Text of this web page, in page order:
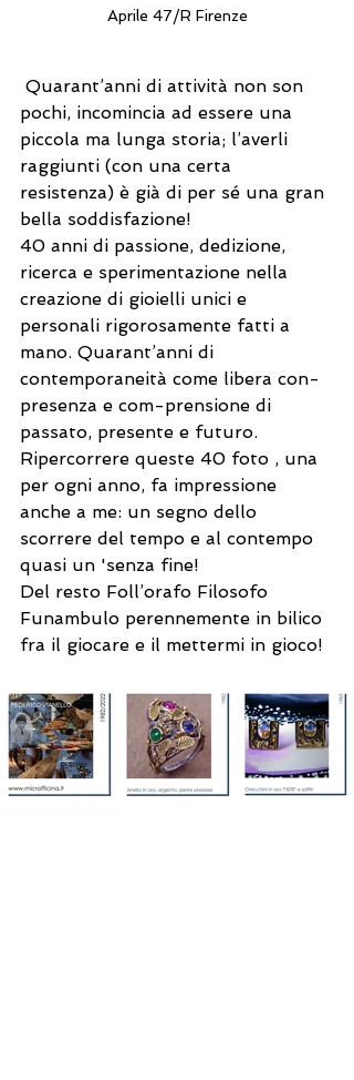
Aprile 47/R Firenze
pochi, incomincia ad essere una
piccola ma lunga storia; l’averli
raggiunti (con una certa
resistenza) è già di per sé una gran
bella soddisfazione!
40 anni di passione, dedizione,
ricerca e sperimentazione nella
creazione di gioielli unici e
personali rigorosamente fatti a
mano. Quarant’anni di
contemporaneità come libera con-
presenza e com-prensione di
passato, presente e futuro.
Ripercorrere queste 40 foto , una
per ogni anno, fa impressione
anche a me: un segno dello
scorrere del tempo e al contempo
quasi un 'senza fine!
Del resto Foll’orafo Filosofo
Funambulo perennemente in bilico
fra il giocare e il mettermi in gioco!